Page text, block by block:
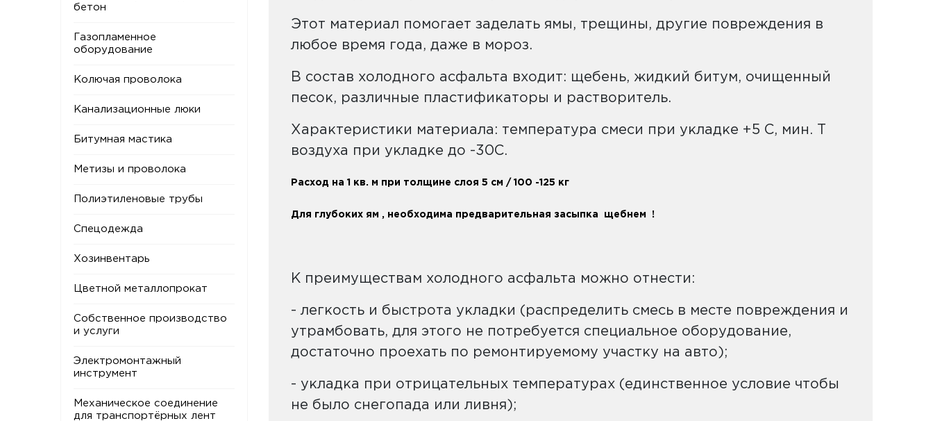
бетон
Газопламенное
оборудование
Колючая проволока
Канализационные люки
Битумная мастика
Метизы и проволока
Полиэтиленовые трубы
Спецодежда
Хозинвентарь
Цветной металлопрокат
Собственное производство
и услуги
Электромонтажный
инструмент
Механическое соединение
для транспортёрных лент
Этот материал помогает заделать ямы, трещины, другие повреждения в
любое время года, даже в мороз.
В состав холодного асфальта входит: щебень, жидкий битум, очищенный
песок, различные пластификаторы и растворитель.
Характеристики материала: температура смеси при укладке +5 С, мин. T
воздуха при укладке до -30С.
Расход на 1 кв. м при толщине слоя 5 см / 100 -125 кг
Для глубоких ям , необходима предварительная засыпка щебнем !
К преимуществам холодного асфальта можно отнести:
- легкость и быстрота укладки (распределить смесь в меcте повреждения и
утрамбовать, для этого не потребуется специальное оборудование,
достаточно проехать по ремонтируемому участку на авто);
- укладка при отрицательных температурах (единственное условие чтобы
не было снегопада или ливня);